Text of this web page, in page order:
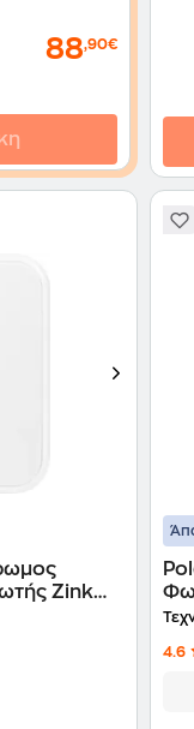
88,90€
Zink
4.6